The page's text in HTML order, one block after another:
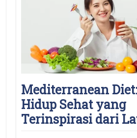
Mediterranean
Hidup Sehat yang
Terinspirasi dari